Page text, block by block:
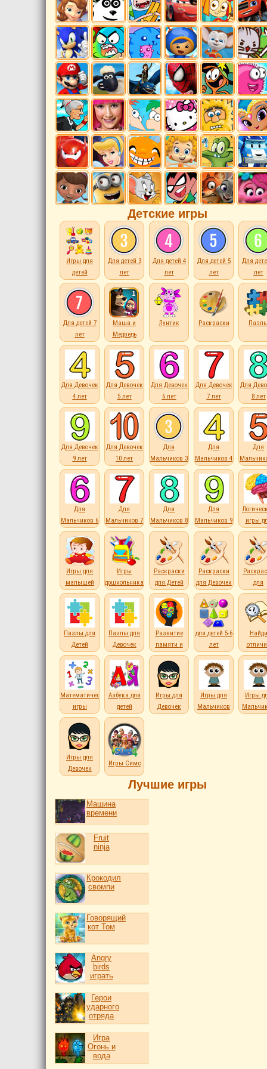
Детские игры
Игры для
детей
Для детей 3
лет
Для детей 4
лет
Для детей 5
лет
Для
лет
Для детей 7
лет
Маша и
Медведь
Лунтик Раскраски Пазлы
Для Девочек
4 лет
Для Девочек
5 лет
Для Девочек
6 лет
Для Девочек
7 лет
Для
8 лет
Для Девочек
9 лет
Для Девочек
10 лет
Для
Мальчиков 3
лет
Для
Мальчиков 4
лет
Для
лет
Для
Мальчиков 6
лет
Для
Мальчиков 7
лет
Для
Мальчиков 8
лет
Для
Мальчиков 9
лет
игры
детей
Игры для
малышей
Игры
дошкольникам
Раскраски
для Детей
Раскраски
для Девочек
для
Пазлы для
Детей
Пазлы для
Девочек
Развитие
памяти и
внимания
для детей 5-6
лет
Найди
Математические
игры
Азбука для
детей
Игры для
Девочек
Игры для
Мальчиков
Игры
Игры для
Девочек
Игры Симс
Лучшие игры
Машина
времени
Fruit
ninja
Крокодил
свомпи
Говорящий
кот Том
Angry
birds
играть
Герои
ударного
отряда
Игра
Огонь и
вода